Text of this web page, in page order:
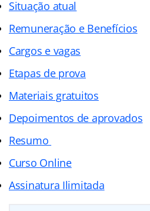
Situação atual
Remuneração e Benefícios
Cargos e vagas
Etapas de prova
Materiais gratuitos
Depoimentos de aprovados
Resumo
Curso Online
Assinatura Ilimitada